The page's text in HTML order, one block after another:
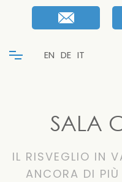
EN DE IT
SALA
IL RISVEGLIO IN
ANCORA DI